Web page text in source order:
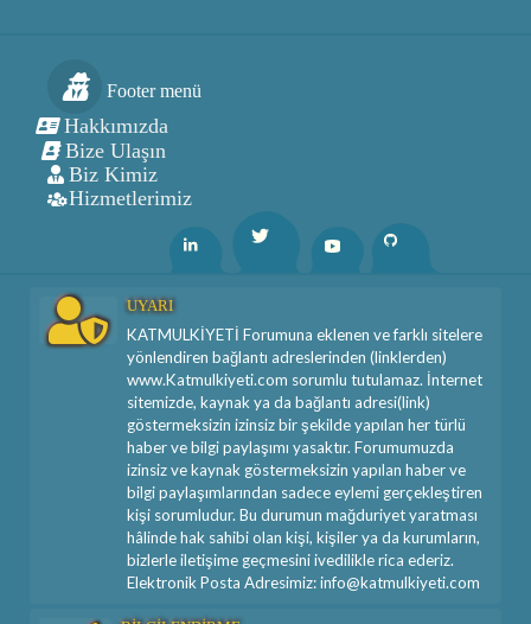
Footer menü
Hakkımızda
Bize Ulaşın
Biz Kimiz
Hizmetlerimiz
Linkedin Twitter Youtube Github
UYARI
KATMULKİYETİ Forumuna eklenen ve farklı sitelere
yönlendiren bağlantı adreslerinden (linklerden)
www.Katmulkiyeti.com sorumlu tutulamaz. İnternet
sitemizde, kaynak ya da bağlantı adresi(link)
göstermeksizin izinsiz bir şekilde yapılan her türlü
haber ve bilgi paylaşımı yasaktır. Forumumuzda
izinsiz ve kaynak göstermeksizin yapılan haber ve
bilgi paylaşımlarından sadece eylemi gerçekleştiren
kişi sorumludur. Bu durumun mağduriyet yaratması
hâlinde hak sahibi olan kişi, kişiler ya da kurumların,
bizlerle iletişime geçmesini ivedilikle rica ederiz.
Elektronik Posta Adresimiz: info@katmulkiyeti.com